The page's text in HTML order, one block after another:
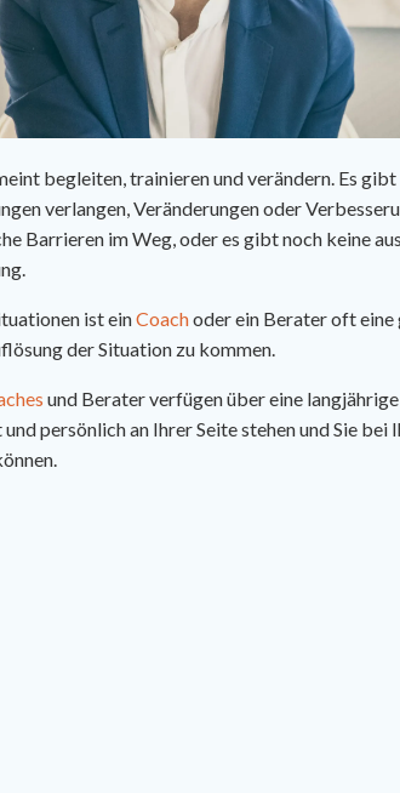
begleiten, trainieren und verändern. Es
verlangen, Veränderungen oder
Barrieren im Weg, oder es gibt noch keine
ist einCoachoder ein Berater oft
der Situation zu kommen.
und Berater verfügen über eine
persönlich an Ihrer Seite stehen und Sie bei